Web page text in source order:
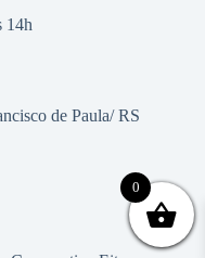
14h
de Paula/ RS
0